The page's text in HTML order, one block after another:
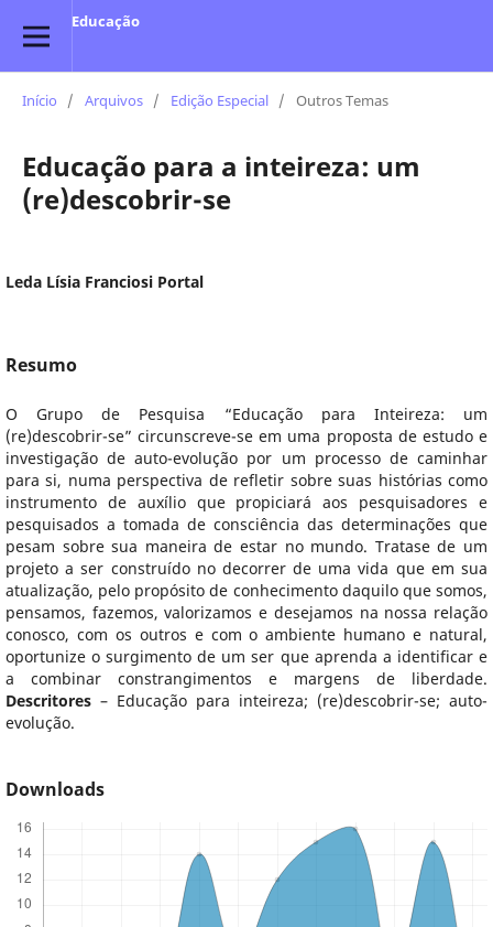
Educação
Início / Arquivos / Edição Especial / Outros Temas
Educação para a inteireza: um
(re)descobrir-se
Leda Lísia Franciosi Portal
Resumo
O Grupo de Pesquisa “Educação para Inteireza: um
(re)descobrir-se” circunscreve-se em uma proposta de estudo e
investigação de auto-evolução por um processo de caminhar
para si, numa perspectiva de refletir sobre suas histórias como
instrumento de auxílio que propiciará aos pesquisadores e
pesquisados a tomada de consciência das determinações que
pesam sobre sua maneira de estar no mundo. Tratase de um
projeto a ser construído no decorrer de uma vida que em sua
atualização, pelo propósito de conhecimento daquilo que somos,
pensamos, fazemos, valorizamos e desejamos na nossa relação
conosco, com os outros e com o ambiente humano e natural,
oportunize o surgimento de um ser que aprenda a identificar e
a combinar constrangimentos e margens de liberdade.
Descritores– Educação para inteireza; (re)descobrir-se; auto-
evolução.
Downloads